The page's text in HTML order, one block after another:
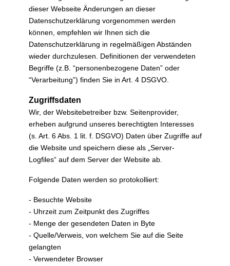
dieser Webseite Änderungen an dieser
Datenschutzerklärung vorgenommen werden
können, empfehlen wir Ihnen sich die
Datenschutzerklärung in regelmäßigen Abständen
wieder durchzulesen. Definitionen der verwendeten
Begriffe (z.B. “personenbezogene Daten” oder
“Verarbeitung”) finden Sie in Art. 4 DSGVO.
Zugriffsdaten
Wir, der Websitebetreiber bzw. Seitenprovider,
erheben aufgrund unseres berechtigten Interesses
(s. Art. 6 Abs. 1 lit. f. DSGVO) Daten über Zugriffe auf
die Website und speichern diese als „Server-
Logfiles“ auf dem Server der Website ab.
Folgende Daten werden so protokolliert:
- Besuchte Website
- Uhrzeit zum Zeitpunkt des Zugriffes
- Menge der gesendeten Daten in Byte
- Quelle/Verweis, von welchem Sie auf die Seite
gelangten
- Verwendeter Browser